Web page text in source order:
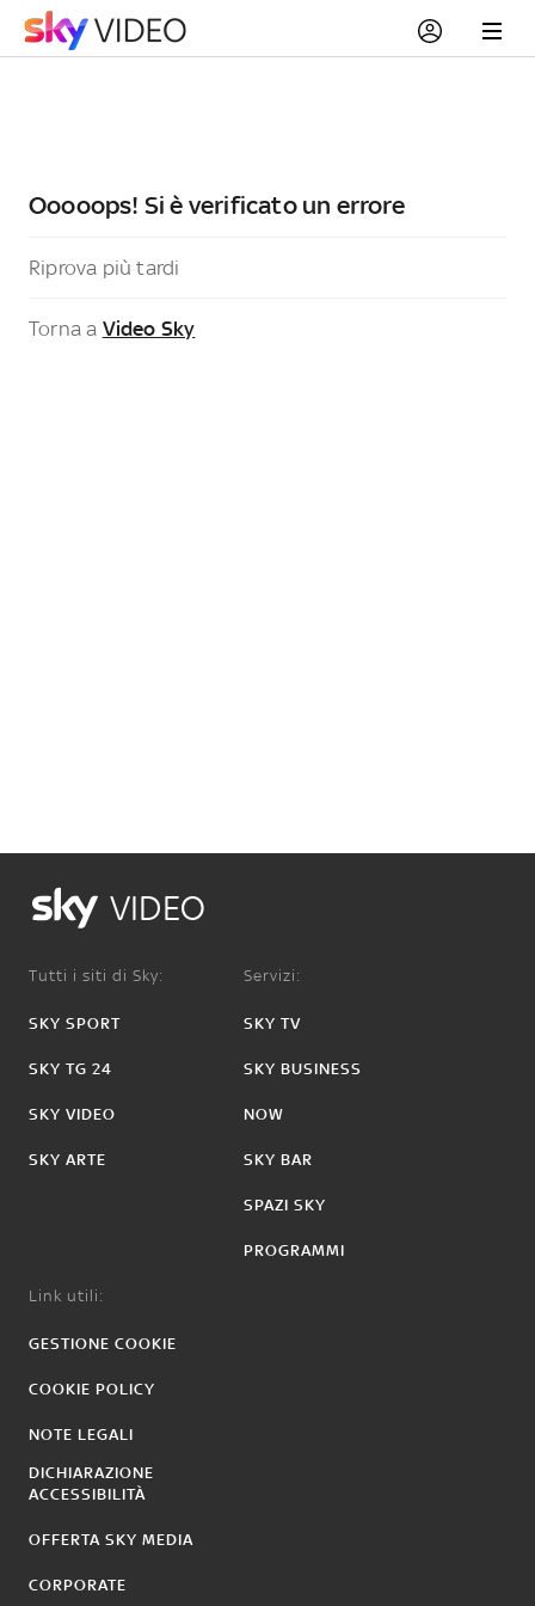
Ooooops! Si è verificato un errore
Riprova più tardi
Torna a Video Sky
VIDEO
Tutti i siti di Sky:
SKY SPORT
SKY TG 24
SKY VIDEO
SKY ARTE
Servizi:
SKY TV
SKY BUSINESS
NOW
SKY BAR
SPAZI SKY
PROGRAMMI
Link utili:
GESTIONE COOKIE
COOKIE POLICY
NOTE LEGALI
DICHIARAZIONE
ACCESSIBILITÀ
OFFERTA SKY MEDIA
CORPORATE